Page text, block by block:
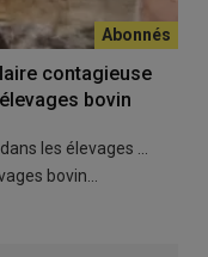
contagieuse
bovin
les élevages ...
bovin…